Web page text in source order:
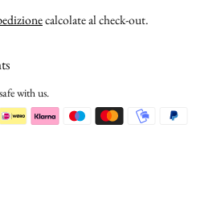
calcolate al check-out.
with us.